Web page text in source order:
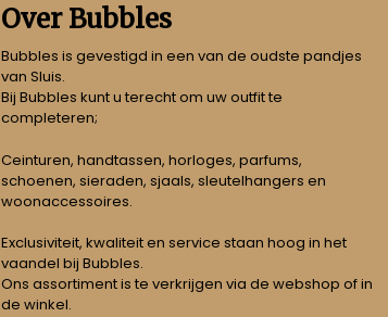
Over Bubbles
Bubbles is gevestigd in een van de oudste pandjes
van Sluis.
Bij Bubbles kunt u terecht om uw outfit te
completeren;
Ceinturen, handtassen, horloges, parfums,
schoenen, sieraden, sjaals, sleutelhangers en
woonaccessoires.
Exclusiviteit, kwaliteit en service staan hoog in het
vaandel bij Bubbles.
Ons assortiment is te verkrijgen via de webshop of in
de winkel.